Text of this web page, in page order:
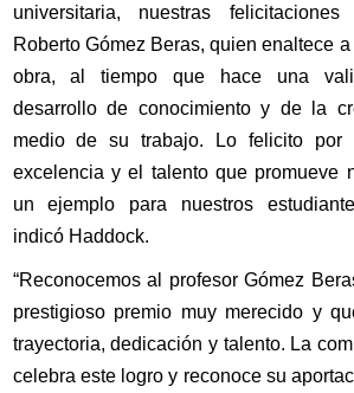
universitaria, nuestras
Roberto Gómez Beras, quien enaltece
obra, al tiempo que hace una
desarrollo de conocimiento y de la
medio de su trabajo. Lo felicito por
excelencia y el talento que promueve
un ejemplo para nuestros
indicó Haddock.
“Reconocemos al profesor Gómez
prestigioso premio muy merecido y
trayectoria, dedicación y talento. La
celebra este logro y reconoce su